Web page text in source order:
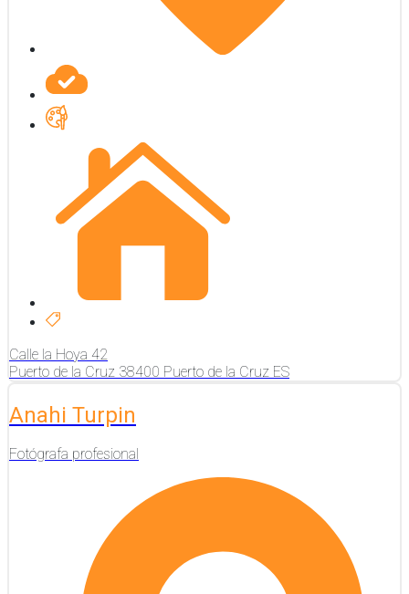
Calle la Hoya 42
Puerto de la Cruz 38400 Puerto de la Cruz ES
Anahi Turpin
Fotógrafa profesional